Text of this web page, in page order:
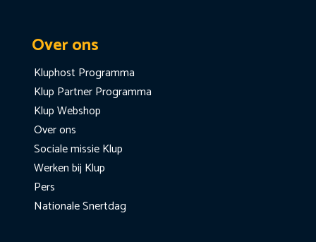
Over ons
Kluphost Programma
Klup Partner Programma
Klup Webshop
Over ons
Sociale missie Klup
Werken bij Klup
Pers
Nationale Snertdag